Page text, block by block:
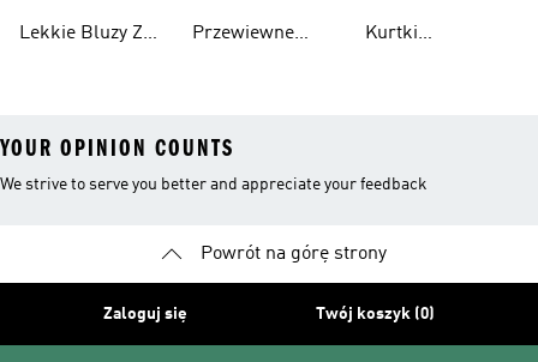
Lekkie Bluzy Z
Przewiewne
Kurtki
YOUR OPINION COUNTS
We strive to serve you better and appreciate your feedback
Powrót na górę strony
Zaloguj się Twój koszyk (0)